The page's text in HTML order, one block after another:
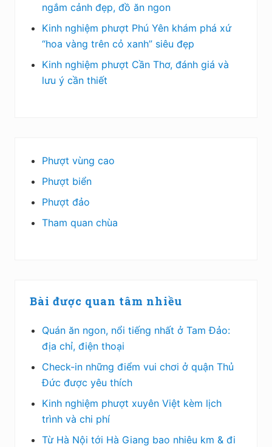
ngắm cảnh đẹp, đồ ăn ngon
Kinh nghiệm phượt Phú Yên khám phá xứ
“hoa vàng trên cỏ xanh” siêu đẹp
Kinh nghiệm phượt Cần Thơ, đánh giá và
lưu ý cần thiết
Phượt vùng cao
Phượt biển
Phượt đảo
Tham quan chùa
Bài được quan tâm nhiều
Quán ăn ngon, nổi tiếng nhất ở Tam Đảo:
địa chỉ, điện thoại
Check-in những điểm vui chơi ở quận Thủ
Đức được yêu thích
Kinh nghiệm phượt xuyên Việt kèm lịch
trình và chi phí
Từ Hà Nội tới Hà Giang bao nhiêu km & đi